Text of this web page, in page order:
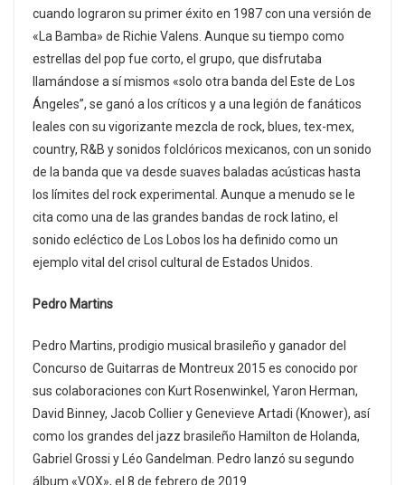
cuando lograron su primer éxito en 1987 con una versión de
«La Bamba» de Richie Valens. Aunque su tiempo como
estrellas del pop fue corto, el grupo, que disfrutaba
llamándose a sí mismos «solo otra banda del Este de Los
Ángeles”, se ganó a los críticos y a una legión de fanáticos
leales con su vigorizante mezcla de rock, blues, tex-mex,
country, R&B y sonidos folclóricos mexicanos, con un sonido
de la banda que va desde suaves baladas acústicas hasta
los límites del rock experimental. Aunque a menudo se le
cita como una de las grandes bandas de rock latino, el
sonido ecléctico de Los Lobos los ha definido como un
ejemplo vital del crisol cultural de Estados Unidos.
Pedro Martins
Pedro Martins, prodigio musical brasileño y ganador del
Concurso de Guitarras de Montreux 2015 es conocido por
sus colaboraciones con Kurt Rosenwinkel, Yaron Herman,
David Binney, Jacob Collier y Genevieve Artadi (Knower), así
como los grandes del jazz brasileño Hamilton de Holanda,
Gabriel Grossi y Léo Gandelman. Pedro lanzó su segundo
álbum «VOX», el 8 de febrero de 2019.